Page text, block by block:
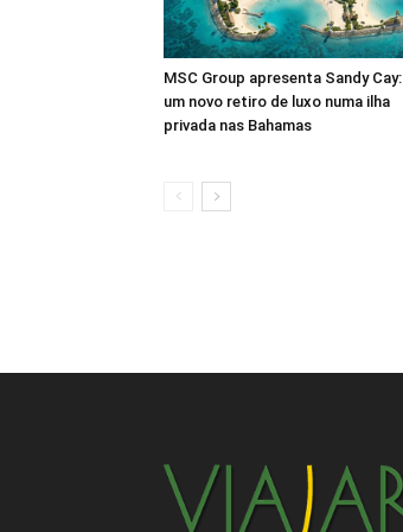
MSC Group apresenta Sandy Cay:
um novo retiro de luxo numa ilha
privada nas Bahamas